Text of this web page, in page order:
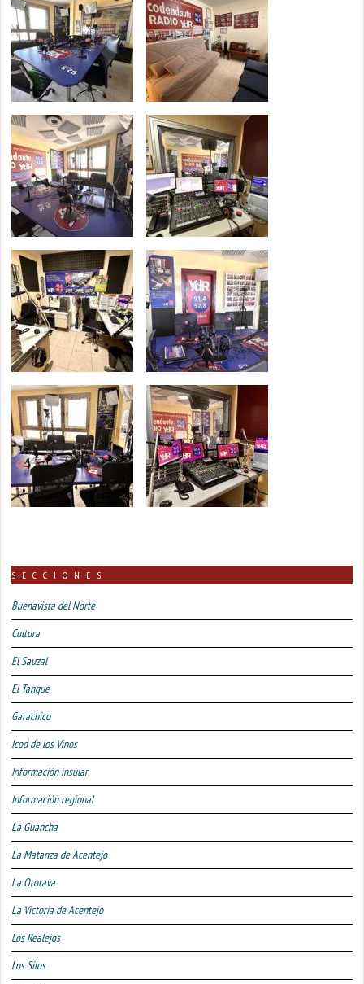
SECCIONES
Buenavista del Norte
Cultura
El Sauzal
El Tanque
Garachico
Icod de los Vinos
Información insular
Información regional
La Guancha
La Matanza de Acentejo
La Orotava
La Victoria de Acentejo
Los Realejos
Los Silos